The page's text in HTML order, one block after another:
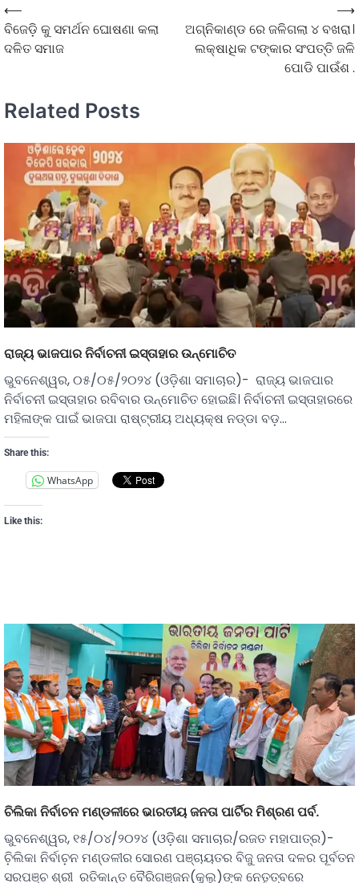
⟵
ବିଜେଡ଼ି କୁ ସମର୍ଥନ ଘୋଷଣା କଲା
ଦଳିତ ସମାଜ
ଅଗ୍ନିକାଣ୍ଡ ରେ ଜଳିଗଲା ୪ ବଖରା।
ଲକ୍ଷାଧିକ ଟଙ୍କାର ସଂପତ୍ତି ଜଳି
ପୋଡି ପାଉଁଶ .
⟶
Related Posts
ରାଜ୍ୟ ଭାଜପାର ନିର୍ବାଚନୀ ଇସ୍ତାହାର ଉନ୍ମୋଚିତ
ଭୁବନେଶ୍ୱର, ୦୫/୦୫/୨୦୨୪ (ଓଡ଼ିଶା ସମାଚାର)- ରାଜ୍ୟ ଭାଜପାର
ନିର୍ବାଚନୀ ଇସ୍ତାହାର ରବିବାର ଉନ୍ମୋଚିତ ହୋଇଛି। ନିର୍ବାଚନୀ ଇସ୍ତାହାରରେ
ମହିଳାଙ୍କ ପାଇଁ ଭାଜପା ରାଷ୍ଟ୍ରୀୟ ଅଧ୍ୟକ୍ଷ ନଡ୍ଡା ବଡ଼…
Share this:
WhatsApp
Like this:
ଚିଲିକା ନିର୍ବାଚନ ମଣ୍ଡଳୀରେ ଭାରତୀୟ ଜନତା ପାର୍ଟିର ମିଶ୍ରଣ ପର୍ବ.
ଭୁବନେଶ୍ୱର, ୧୫/୦୪/୨୦୨୪ (ଓଡ଼ିଶା ସମାଚାର/ରଜତ ମହାପାତ୍ର)-
ଚ଼ିଲିକା ନିର୍ବାଚ଼ନ ମଣ୍ଡଳୀର ସୋରଣ ପଞ୍ଚାୟତର‌ ବିଜୁ ଜନତା ଦଳର ପୂର୍ବତନ
ସରପଞ୍ଚ ଶ୍ରୀ ରତିକାନ୍ତ ବୈରିଗଞ୍ଜନ(କୁଲୁ)ଙ୍କ ନେତୃତ୍ବରେ